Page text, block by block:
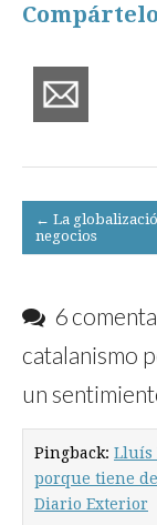
Post
navigation
← La
negocios
6
catalanismo
un
Pingback: Lluís
porque tiene
Diario Exterior